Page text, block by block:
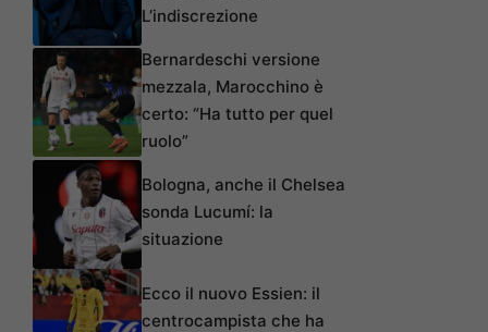
L’indiscrezione
Bernardeschi versione
mezzala, Marocchino è
certo: “Ha tutto per quel
ruolo”
Bologna, anche il Chelsea
sonda Lucumí: la
situazione
Ecco il nuovo Essien: il
centrocampista che ha